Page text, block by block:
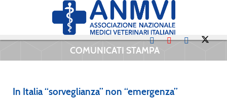
COMUNICATI STAMPA
In Italia “sorveglianza” non “emergenza”